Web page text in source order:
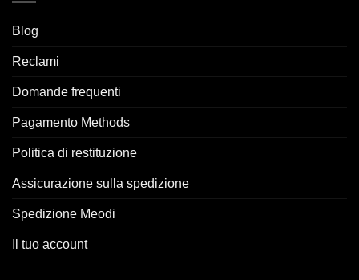
Blog
Reclami
Domande frequenti
Pagamento Methods
Politica di restituzione
Assicurazione sulla spedizione
Spedizione Meodi
Il tuo account